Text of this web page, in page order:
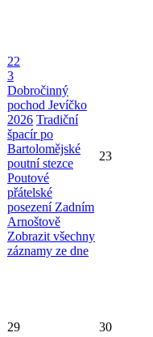
22
3
Dobročinný
pochod Jevíčko
2026 Tradiční
špacír po
Bartolomějské
poutní stezce
Poutové
přátelské
posezení Zadním
Arnoštově
Zobrazit všechny
záznamy ze dne
23
29 30